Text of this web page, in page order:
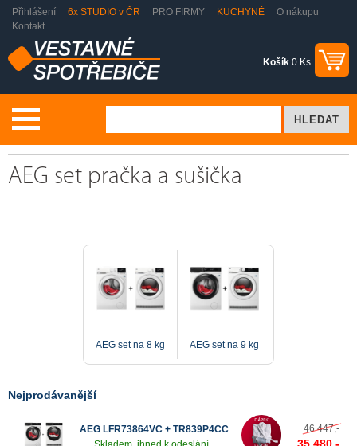
Přihlášení 6x STUDIO v ČR PRO FIRMY KUCHYNĚ
O nákupu
Kontakt
Košík 0 Ks
AEG set pračka a sušička
AEG set na 8 kg AEG set na 9 kg
Nejprodávanější
AEG LFR73864VC + TR839P4CC
46 447,-